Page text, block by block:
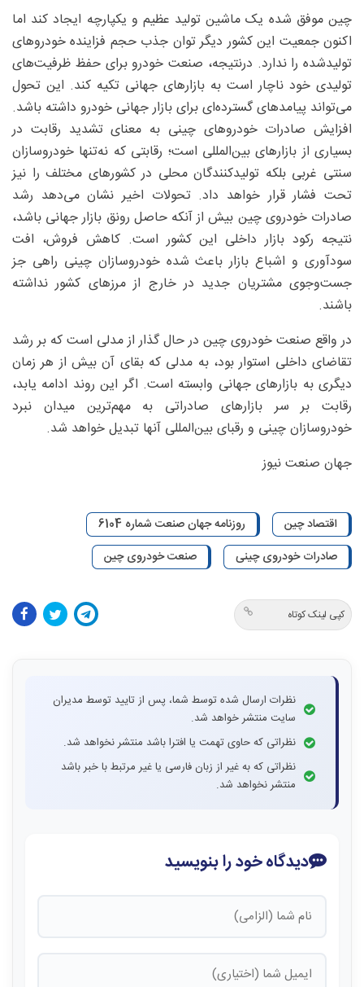
چین موفق شده یک ماشین تولید عظیم و یکپارچه ایجاد کند اما
اکنون جمعیت این کشور دیگر توان جذب حجم فزاینده خودروهای
تولیدشده را ندارد. درنتیجه، صنعت خودرو برای حفظ ظرفیت‌های
تولیدی خود ناچار است به بازارهای جهانی تکیه کند. این تحول
می‌تواند پیامدهای گسترده‌ای برای بازار جهانی خودرو داشته باشد.
افزایش صادرات خودروهای چینی به معنای تشدید رقابت در
بسیاری از بازارهای بین‌المللی است؛ رقابتی که نه‌تنها خودروسازان
سنتی غربی بلکه تولیدکنندگان محلی در کشورهای مختلف را نیز
تحت فشار قرار خواهد داد. تحولات اخیر نشان می‌دهد رشد
صادرات خودروی چین بیش از آنکه حاصل رونق بازار جهانی باشد،
نتیجه رکود بازار داخلی این کشور است. کاهش فروش، افت
سودآوری و اشباع بازار باعث شده خودروسازان چینی راهی جز
جست‌وجوی مشتریان جدید در خارج از مرزهای کشور نداشته
باشند.
در واقع صنعت خودروی چین در حال گذار از مدلی است که بر رشد
تقاضای داخلی استوار بود، به مدلی که بقای آن بیش از هر زمان
دیگری به بازارهای جهانی وابسته است. اگر این روند ادامه یابد،
رقابت بر سر بازارهای صادراتی به مهم‌ترین میدان نبرد
خودروسازان چینی و رقبای بین‌المللی آنها تبدیل خواهد شد.
جهان صنعت نیوز
اقتصاد چین
روزنامه جهان صنعت شماره 6104
صادرات خودروی چینی
صنعت خودروی چین
کپی لینک کوتاه
نظرات ارسال شده توسط شما، پس از تایید توسط مدیران
سایت منتشر خواهد شد.
نظراتی که حاوی تهمت یا افترا باشد منتشر نخواهد شد.
نظراتی که به غیر از زبان فارسی یا غیر مرتبط با خبر باشد
منتشر نخواهد شد.
دیدگاه خود را بنویسید